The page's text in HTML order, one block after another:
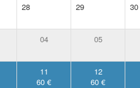
28 29 30
04 05
11
60 €
12
60 €